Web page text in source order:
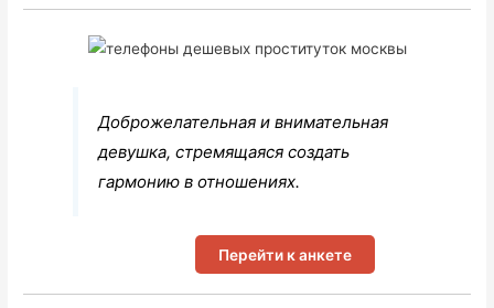
Доброжелательная и внимательная
девушка, стремящаяся создать
гармонию в отношениях.
Перейти к анкете